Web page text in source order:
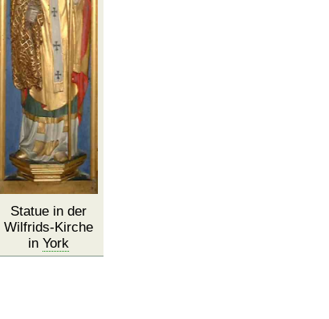
Statue in der
Wilfrids-Kirche
in York